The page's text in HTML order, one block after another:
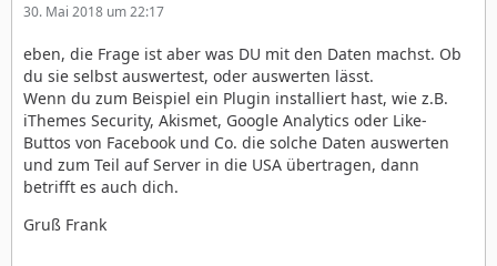
30. Mai 2018 um 22:17
eben, die Frage ist aber was DU mit den Daten machst. Ob
du sie selbst auswertest, oder auswerten lässt.
Wenn du zum Beispiel ein Plugin installiert hast, wie z.B.
iThemes Security, Akismet, Google Analytics oder Like-
Buttos von Facebook und Co. die solche Daten auswerten
und zum Teil auf Server in die USA übertragen, dann
betrifft es auch dich.
Gruß Frank